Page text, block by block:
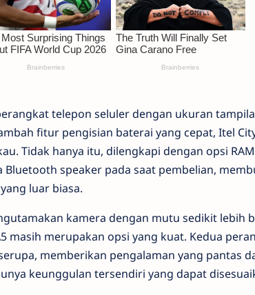
telepon seluler dengan ukuran
fitur pengisian baterai yang cepat, Itel
Tidak hanya itu, dilengkapi dengan opsi RAM
speaker pada saat pembelian,
luar biasa.
kamera dengan mutu sedikit lebih
masih merupakan opsi yang kuat. Kedua
memberikan pengalaman yang pantas
keunggulan tersendiri yang dapat